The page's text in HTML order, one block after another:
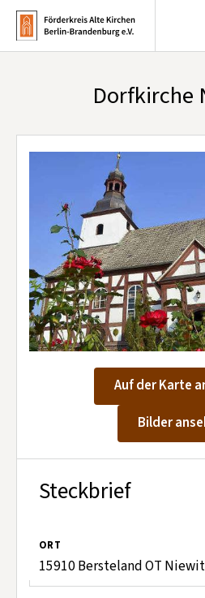
Infobrief abonnieren
Kontakt aufnehmen
Mitglied werden
Kirchen
Kunst & Kultur
Förderung & Spenden
Über uns
Dorfkirche
Auf der Karte
Bilder
Steckbrief
ORT
15910 Bersteland OT